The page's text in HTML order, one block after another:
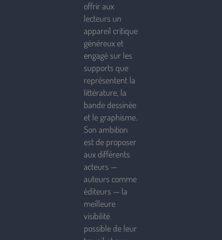
offrir aux
lecteurs un
appareil critique
généreux et
engagé sur les
supports que
représentent la
littérature, la
bande dessinée
et le graphisme.
Son ambition
est de proposer
aux différents
acteurs —
auteurs comme
éditeurs — la
meilleure
visibilité
possible de leur